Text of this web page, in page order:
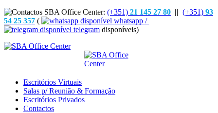
(+351) 21 145 27 80 || (+351) 93
54 25 357 (
whatsapp /
telegram disponíveis)
Escritórios Virtuais
Salas p/ Reunião & Formação
Escritórios Privados
Contactos